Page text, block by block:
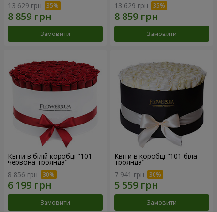
13 629 грн
Замовити
13 629 грн
Замовити
Квіти в білій коробці "101
червона троянда"
8 856 грн
Замовити
Квіти в коробці "101 біла
троянда"
7 941 грн
Замовити